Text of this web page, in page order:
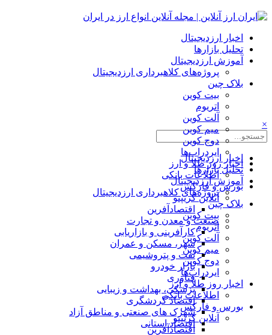
اخبار ارزدیجیتال
تحلیل بازارها
آموزش ارزدیجیتال
پروژه‌های کلاهبرداری ارزدیجیتال
بلاک چین
بیت کوین
اتریوم
آلت کوین
میم کوین‌
دوج کوین
ایردراپ‌ها
اخبار روز طلا و ارز
اطلاعات بانکی
بورس و فارکس
آنلاین کریپتو
اقتصادآفرین
صنعت و معدن و تجارت
کارآفرینی و بازاریابی
شهر، مسکن و عمران
نفت و پتروشیمی
بازار خودرو
فناوری
پزشکی، بهداشت و زیبایی
اقتصاد گردشگری
شهرک های صنعتی و مناطق آزاد
اقتصاد استانی
×
اخبار ارزدیجیتال
تحلیل بازارها
آموزش ارزدیجیتال
پروژه‌های کلاهبرداری ارزدیجیتال
بلاک چین
بیت کوین
اتریوم
آلت کوین
میم کوین‌
دوج کوین
ایردراپ‌ها
اخبار روز طلا و ارز
اطلاعات بانکی
بورس و فارکس
آنلاین کریپتو
اقتصادآفرین